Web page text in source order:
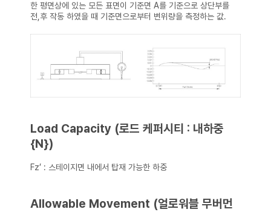
한 평면상에 있는 모든 표면이 기준면 A를 기준으로 상단부를
전,후 작동 하였을 때 기준면으로부터 변위량을 측정하는 값.
Load Capacity (로드 케퍼시티 : 내하중
{N})
Fz’ : 스테이지면 내에서 탑재 가능한 하중
Allowable Movement (얼로워블 무버먼